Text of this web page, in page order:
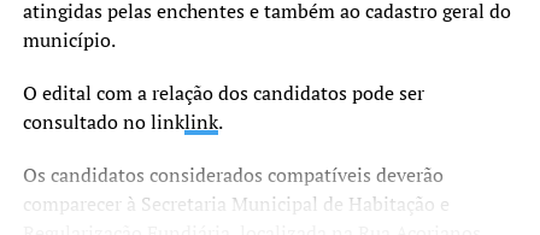
atingidas pelas enchentes e também ao cadastro geral do
município.
O edital com a relação dos candidatos pode ser
consultado no linklink.
Os candidatos considerados compatíveis deverão
comparecer à Secretaria Municipal de Habitação e